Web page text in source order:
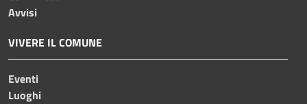
Avvisi
VIVERE IL COMUNE
Eventi
Luoghi